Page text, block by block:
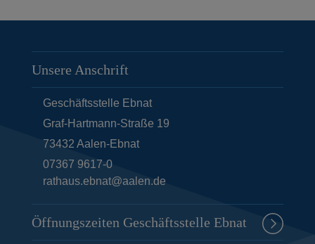
Unsere Anschrift
Geschäftsstelle Ebnat
Graf-Hartmann-Straße 19
73432 Aalen-Ebnat
07367 9617-0
rathaus.ebnat@aalen.de
Öffnungszeiten Geschäftsstelle Ebnat